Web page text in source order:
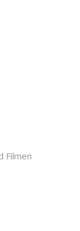
Filmen